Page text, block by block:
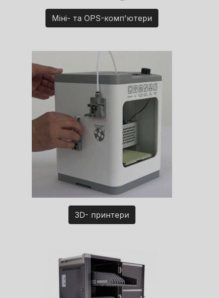
Міні- та OPS-комп'ютери
3D- принтери